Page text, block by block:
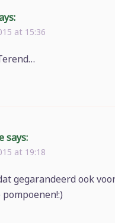
at 15:36
says:
at 19:18
gegarandeerd ook